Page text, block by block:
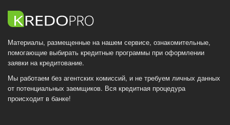
Материалы, размещенные на нашем сервисе, ознакомительные,
помогающие выбирать кредитные программы при оформлении
заявки на кредитование.
Мы работаем без агентских комиссий, и не требуем личных данных
от потенциальных заемщиков. Вся кредитная процедура
происходит в банке!